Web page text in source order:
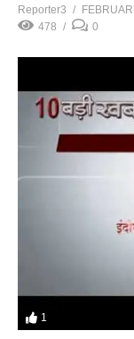
Reporter3
478
0
1